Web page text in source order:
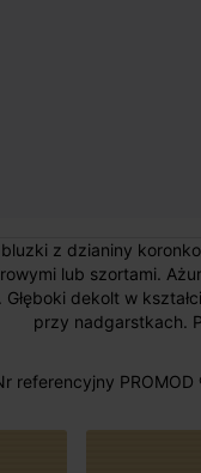
z dzianiny
lub szortami.
dekolt w
przy nadgarstkach.
referencyjny